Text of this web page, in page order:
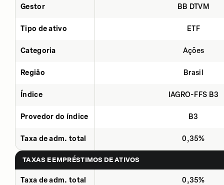
Gestor BB DTVM
Tipo de ativo ETF
Categoria Ações
Região Brasil
Índice IAGRO-FFS B3
Provedor do índice B3
Taxa de adm. total 0,35%
TAXAS E EMPRÉSTIMOS DE ATIVOS
Taxa de adm. total 0,35%